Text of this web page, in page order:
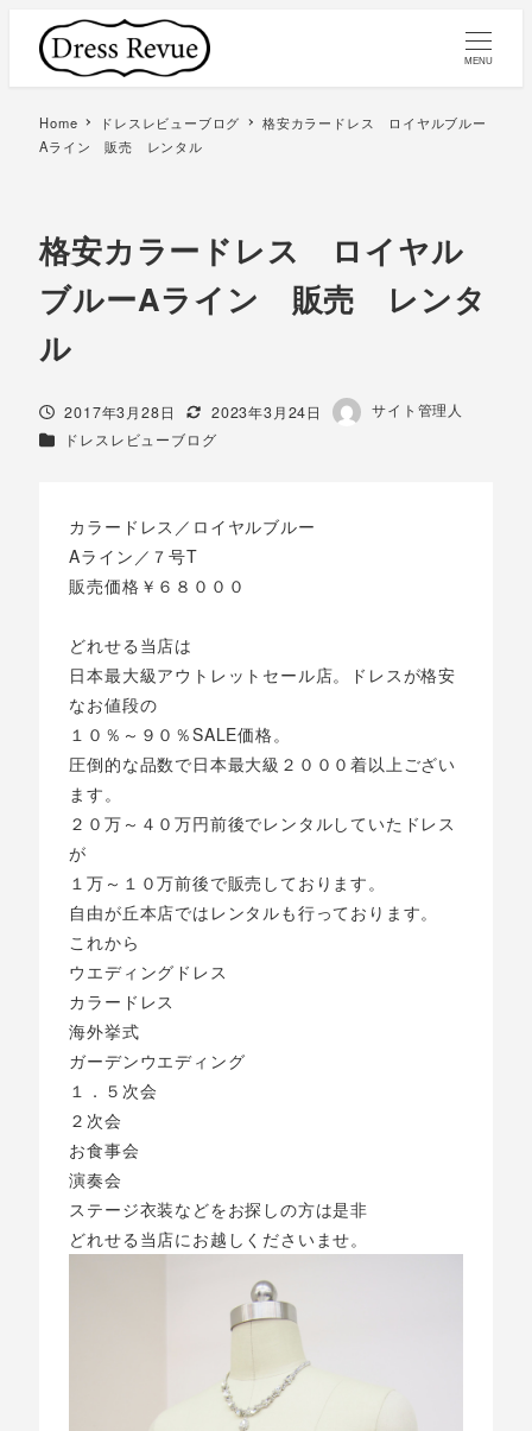
MENU
Home ドレスレビューブログ
格安カラードレス ロイヤルブルー
Aライン 販売 レンタル
格安カラードレス ロイヤル
ブルーAライン 販売 レンタ
ル
投稿日
2017年3月28日 更新日
2023年3月24日
著
サイト管理人
カテゴリー
ドレスレビューブログ
カラードレス／ロイヤルブルー
Aライン／７号T
販売価格￥６８０００
どれせる当店は
日本最大級アウトレットセール店。ドレスが格安
なお値段の
１０％～９０％SALE価格。
圧倒的な品数で日本最大級２０００着以上ござい
ます。
２０万～４０万円前後でレンタルしていたドレス
が
１万～１０万前後で販売しております。
自由が丘本店ではレンタルも行っております。
これから
ウエディングドレス
カラードレス
海外挙式
ガーデンウエディング
１．５次会
２次会
お食事会
演奏会
ステージ衣装などをお探しの方は是非
どれせる当店にお越しくださいませ。